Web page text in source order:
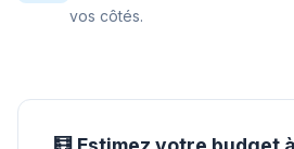
vos côtés.